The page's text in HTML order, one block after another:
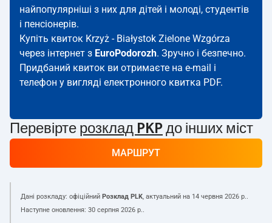
найпопулярніші з них для дітей і молоді, студентів
і пенсіонерів.
Купіть квиток Krzyż - Białystok Zielone Wzgórza
через інтернет з EuroPodorozh. Зручно і безпечно.
Придбаний квиток ви отримаєте на e-mail і
телефон у вигляді електронного квитка PDF.
Перевірте розклад PKP до інших міст
МАРШРУТ
Дані розкладу: офіційний Розклад PLK, актуальний на 14 червня 2026 р..
Наступне оновлення: 30 серпня 2026 р..